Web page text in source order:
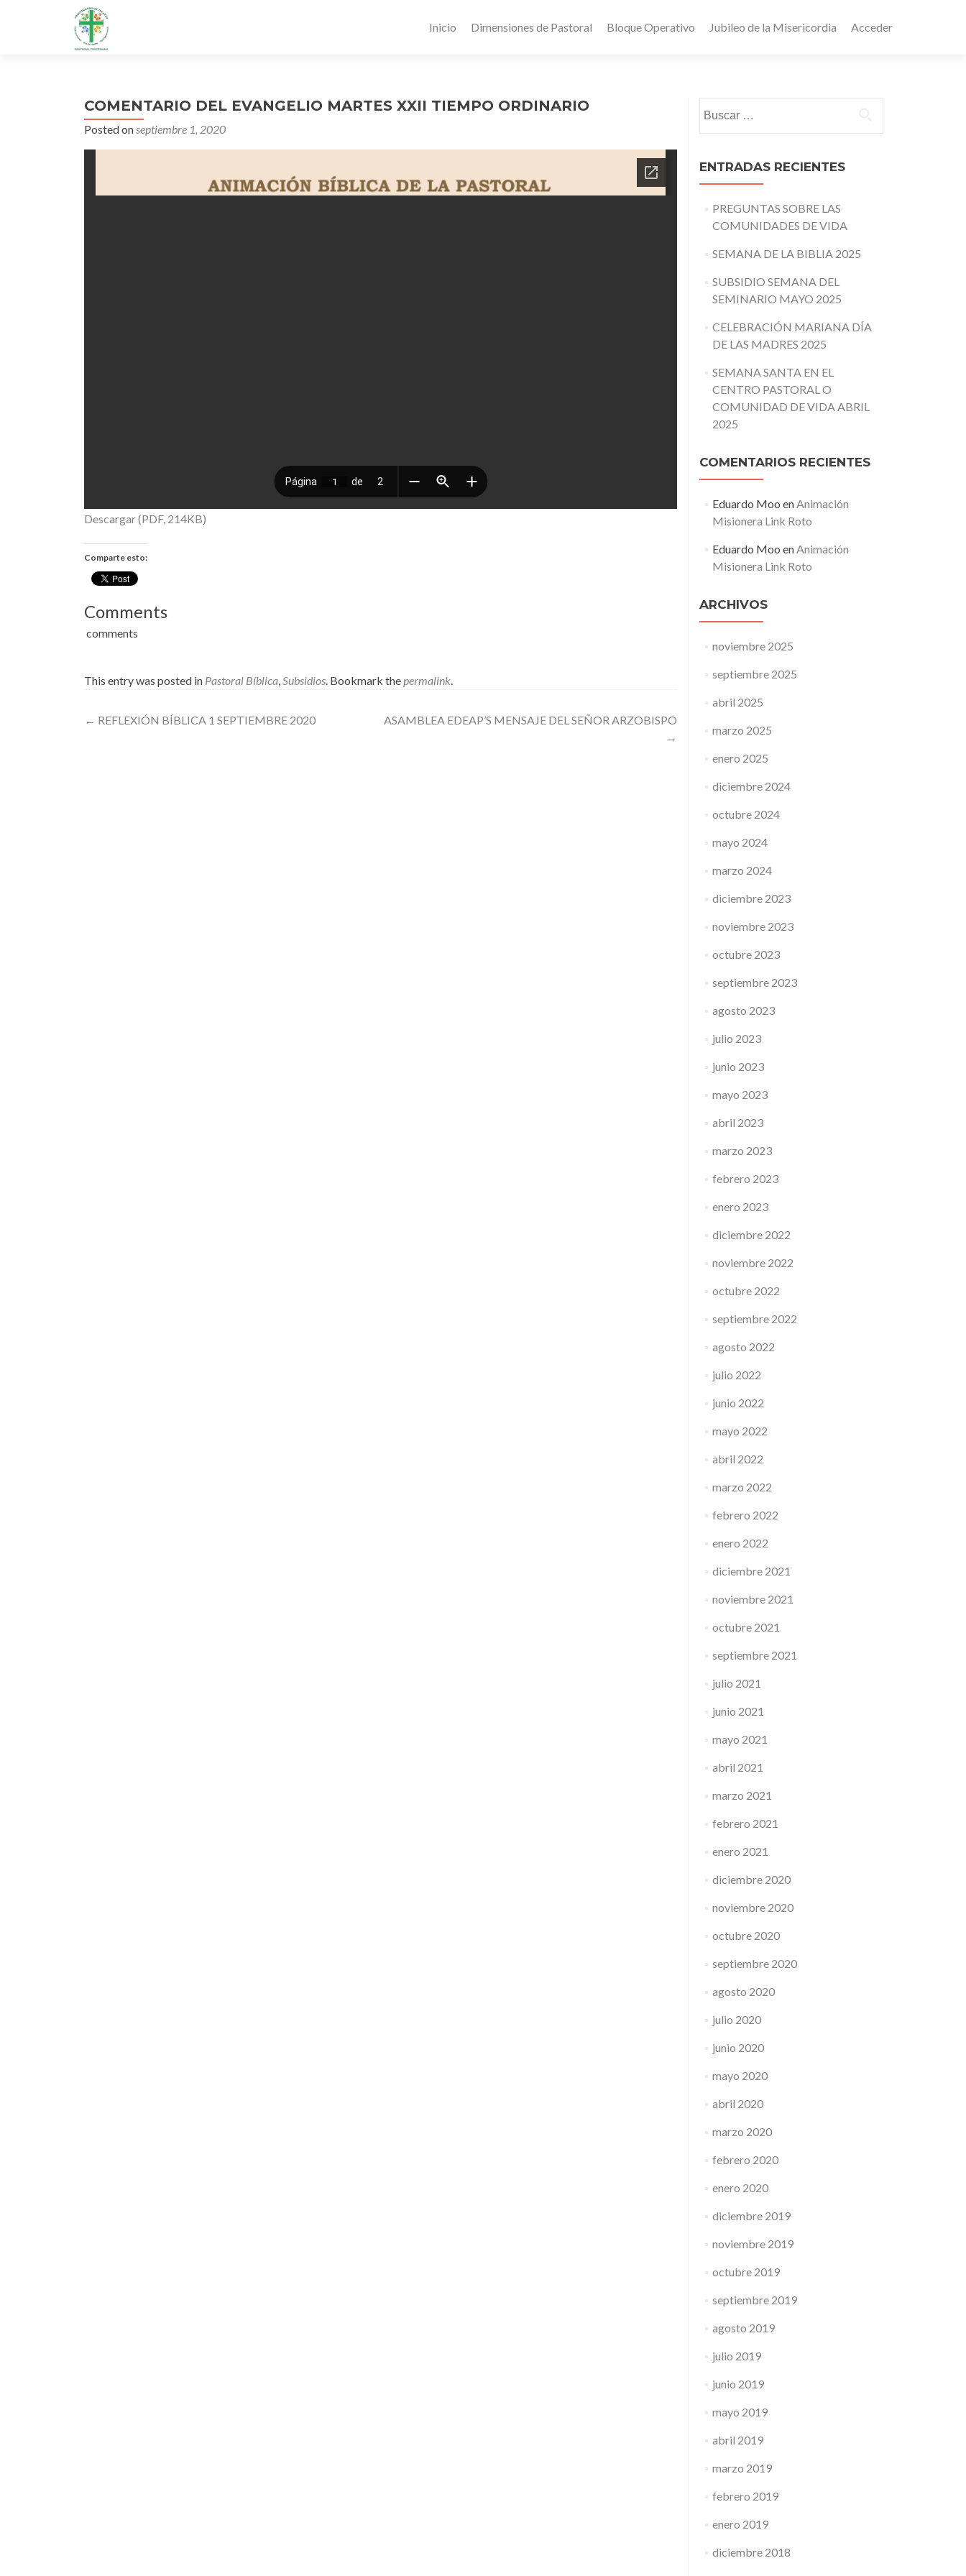
Inicio Dimensiones de Pastoral Bloque Operativo Jubileo de la Misericordia Acceder
COMENTARIO DEL EVANGELIO MARTES XXII TIEMPO ORDINARIO
Posted onseptiembre 1, 2020
Descargar (PDF, 214KB)
Comparte esto:
Comments
comments
This entry was posted in Pastoral Bíblica,Subsidios. Bookmark thepermalink.
Post
← REFLEXIÓN BÍBLICA 1 SEPTIEMBRE 2020
ASAMBLEA EDEAP’S MENSAJE DEL SEÑOR ARZOBISPO
→
ENTRADAS RECIENTES
PREGUNTAS SOBRE LAS
COMUNIDADES DE VIDA
SEMANA DE LA BIBLIA 2025
SUBSIDIO SEMANA DEL
SEMINARIO MAYO 2025
CELEBRACIÓN MARIANA DÍA
DE LAS MADRES 2025
SEMANA SANTA EN EL
CENTRO PASTORAL O
COMUNIDAD DE VIDA ABRIL
2025
COMENTARIOS RECIENTES
Eduardo Moo enAnimación
Misionera Link Roto
Eduardo Moo enAnimación
Misionera Link Roto
ARCHIVOS
noviembre 2025
septiembre 2025
abril 2025
marzo 2025
enero 2025
diciembre 2024
octubre 2024
mayo 2024
marzo 2024
diciembre 2023
noviembre 2023
octubre 2023
septiembre 2023
agosto 2023
julio 2023
junio 2023
mayo 2023
abril 2023
marzo 2023
febrero 2023
enero 2023
diciembre 2022
noviembre 2022
octubre 2022
septiembre 2022
agosto 2022
julio 2022
junio 2022
mayo 2022
abril 2022
marzo 2022
febrero 2022
enero 2022
diciembre 2021
noviembre 2021
octubre 2021
septiembre 2021
julio 2021
junio 2021
mayo 2021
abril 2021
marzo 2021
febrero 2021
enero 2021
diciembre 2020
noviembre 2020
octubre 2020
septiembre 2020
agosto 2020
julio 2020
junio 2020
mayo 2020
abril 2020
marzo 2020
febrero 2020
enero 2020
diciembre 2019
noviembre 2019
octubre 2019
septiembre 2019
agosto 2019
julio 2019
junio 2019
mayo 2019
abril 2019
marzo 2019
febrero 2019
enero 2019
diciembre 2018